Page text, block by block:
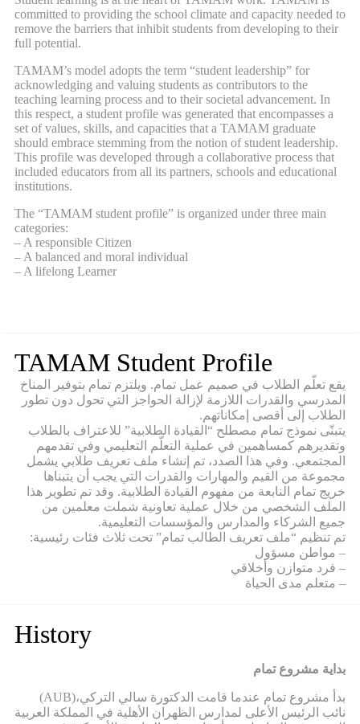
committed to providing the school climate and capacity needed to
remove the barriers that inhibit students from developing to their
full potential.
TAMAM’s model adopts the term “student leadership” for
acknowledging and valuing students as contributors to the
teaching learning process and to their societal advancement. In
this respect, a student profile was generated that encompasses a
set of values, skills, and capacities that a TAMAM graduate
should embrace stemming from the notion of student leadership.
This profile was developed through a collaborative process that
included educators from all its partners, schools and educational
institutions.
The “TAMAM student profile” is organized under three main
categories:
– A responsible Citizen
– A balanced and moral individual
– A lifelong Learner
TAMAM Student Profile
يقع تعلّم الطلاب في صميم عمل تمام. ويلتزم تمام بتوفير المناخ
المدرسي والقدرات اللازمة لإزالة الحواجز التي تحول دون تطور
الطلاب إلى أقصى إمكاناتهم.
يتبنّى نموذج تمام مصطلح “القيادة الطلابية” للاعتراف بالطلاب
وتقديرهم كمساهمين في عملية التعلّم التعليمي وفي تقدمهم
المجتمعي. وفي هذا الصدد، تم إنشاء ملف تعريف طلابي يشمل
مجموعة من القيم والمهارات والقدرات التي يجب أن يتبناها
خريج تمام النابعة من مفهوم القيادة الطلابية. وقد تم تطوير هذا
الملف الشخصي من خلال عملية تعاونية شملت معلمين من
جميع الشركاء والمدارس والمؤسسات التعليمية.
تم تنظيم “ملف تعريف الطالب تمام” تحت ثلاث فئات رئيسية:
– مواطن مسؤول
– فرد متوازن وأخلاقي
– متعلم مدى الحياة
History
بداية مشروع تمام
(AUB)بدأ مشروع تمام عندما قامت الدكتورة سالي التركي،
نائب الرئيس الأعلى لمدارس الظهران الأهلية في المملكة العربية